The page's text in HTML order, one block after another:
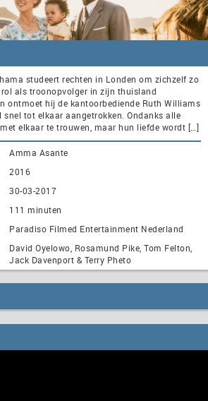
studeert rechten in Londen om zichzelf zo
als troonopvolger in zijn thuisland
ontmoet hij de kantoorbediende Ruth Williams
snel tot elkaar aangetrokken. Ondanks alle
elkaar te trouwen, maar hun liefde wordt […]
Amma Asante
2016
30-03-2017
111 minuten
Paradiso Filmed Entertainment Nederland
David Oyelowo, Rosamund Pike, Tom Felton,
Jack Davenport & Terry Pheto